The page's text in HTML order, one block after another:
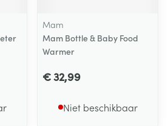
Mam
Mam Bottle & Baby Food
Warmer
€ 32,99
Niet beschikbaar